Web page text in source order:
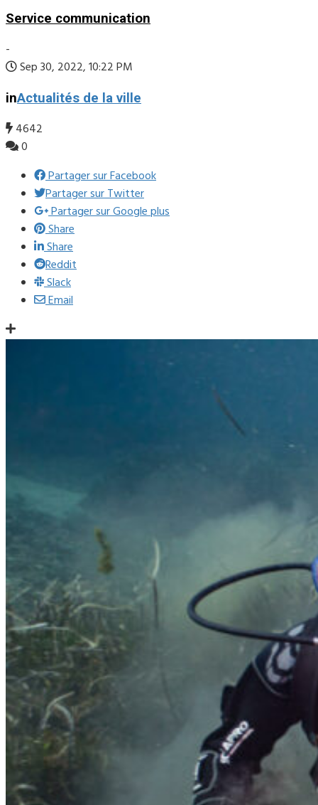
Service communication
-
Sep 30, 2022, 10:22 PM
inActualités de la ville
4642
0
Partager sur Facebook
Partager sur Twitter
Partager sur Google plus
Share
Share
Reddit
Slack
Email